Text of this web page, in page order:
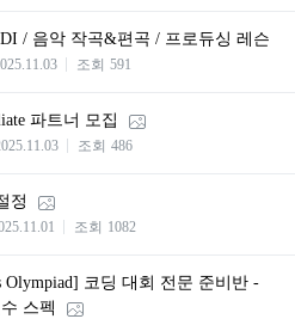
/ 음악 작곡&편곡 / 프로듀싱 레슨
조회 591
파트너 모집
조회 486
정
조회 1082
Olympiad] 코딩 대회 전문 준비반 -
스펙